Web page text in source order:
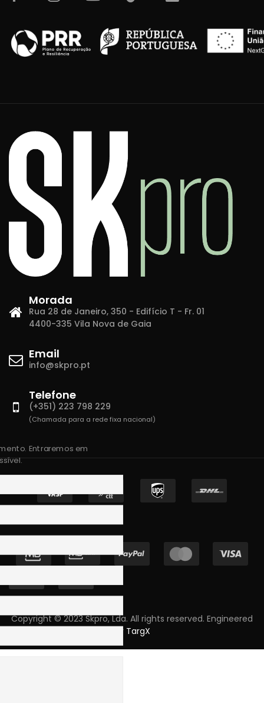
Morada
Rua 28 de Janeiro, 350 - Edifício T - Fr. 01
4400-335 Vila Nova de Gaia
Email
info@skpro.pt
Telefone
(+351) 223 798 229
(Chamada para a rede fixa nacional)
Copyright © 2023 Skpro, Lda. All rights reserved. Engineered
by TargX
Entraremos em